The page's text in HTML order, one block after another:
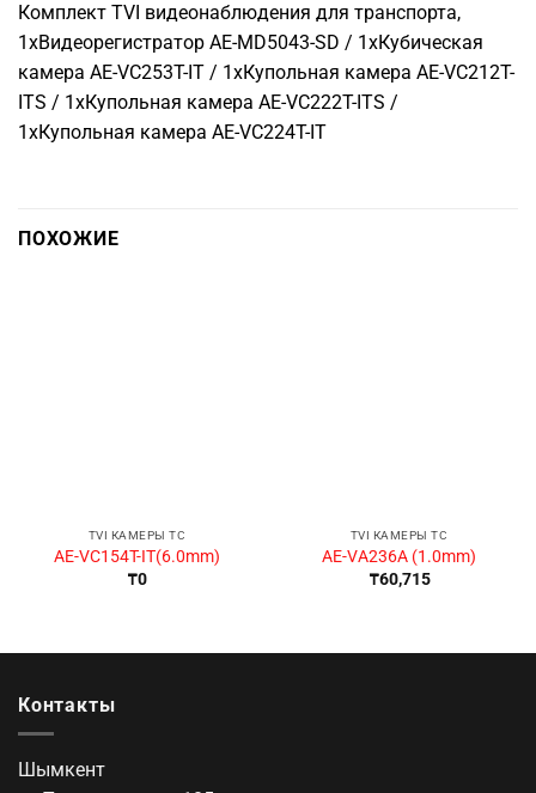
Комплект TVI видеонаблюдения для транспорта,
1xВидеорегистратор AE-MD5043-SD / 1xКубическая
камера AE-VC253T-IT / 1xКупольная камера AE-VC212T-
ITS / 1xКупольная камера AE-VC222T-ITS /
1xКупольная камера AE-VC224T-IT
ПОХОЖИЕ
TVI КАМЕРЫ ТС
AE-VC154T-IT(6.0mm)
₸0
TVI КАМЕРЫ ТС
AE-VA236A (1.0mm)
₸60,715
Контакты
Шымкент